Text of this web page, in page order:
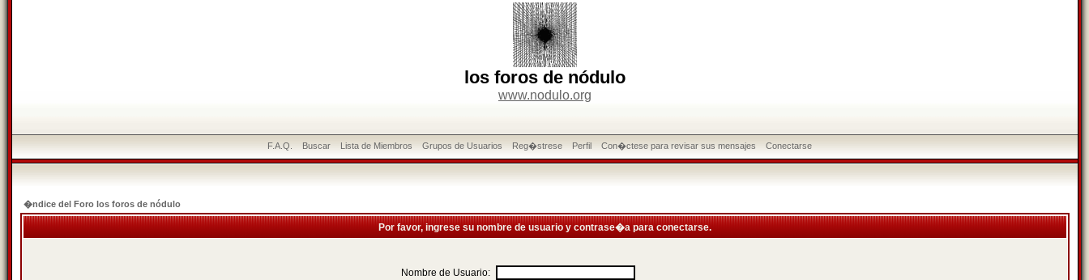
los foros de nódulo
www.nodulo.org
F.A.Q. Buscar Lista de Miembros Grupos de Usuarios Reg�strese Perfil Con�ctese para revisar sus mensajes Conectarse
�ndice del Foro los foros de nódulo
Por favor, ingrese su nombre de usuario y contrase�a para conectarse.
Nombre de Usuario: